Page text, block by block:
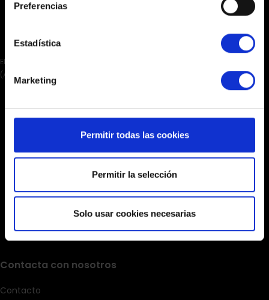
Preferencias
Estadística
Marketing
Permitir todas las cookies
Permitir la selección
Solo usar cookies necesarias
EDIF. VALMESA. URBANIZACIÓN BARRINA NORTE, 36. 03502, BENIDORM
(ALICANTE)
Contacta con nosotros
Contacto